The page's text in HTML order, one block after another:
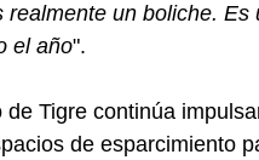
realmente un boliche.
el año".
de Tigre continúa
de esparcimiento